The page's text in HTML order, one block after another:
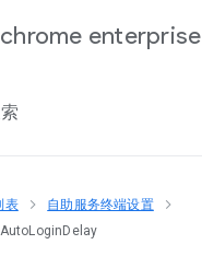
chrome enterprise
表 自助服务终端设置